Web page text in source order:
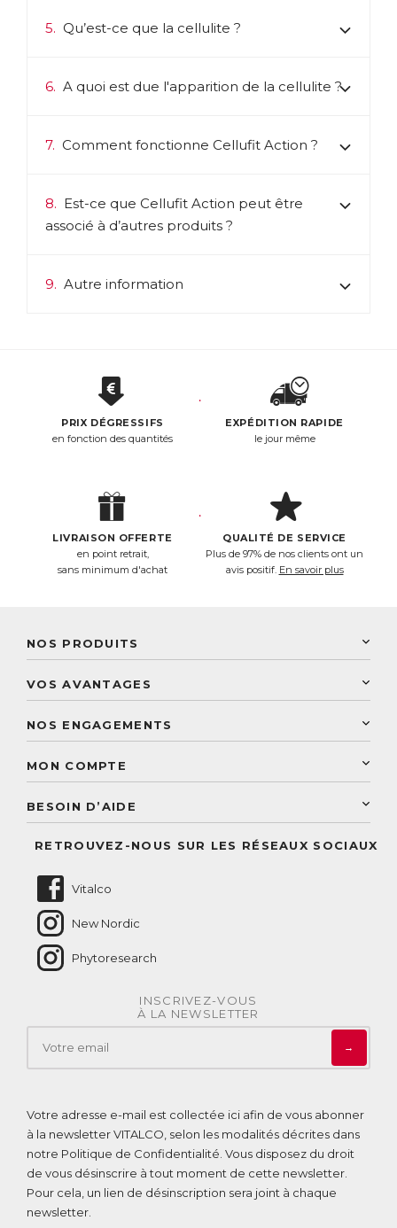
5. Qu’est-ce que la cellulite ?
6. A quoi est due l'apparition de la cellulite ?
7. Comment fonctionne Cellufit Action ?
8. Est-ce que Cellufit Action peut être
associé à d’autres produits ?
9. Autre information
PRIX DÉGRESSIFS
en fonction des quantités
EXPÉDITION RAPIDE
le jour même
LIVRAISON OFFERTE
en point retrait,
sans minimum d'achat
QUALITÉ DE SERVICE
Plus de 97% de nos clients ont un
avis positif. En savoir plus
NOS PRODUITS
Laboratoire Landais
Découvrez le catalogue
VOS AVANTAGES
Paiement sécurisé
Conseils personnalisés
NOS ENGAGEMENTS
Conseil personnalisé
MON COMPTE
BESOIN D’AIDE
RETROUVEZ-NOUS SUR LES RÉSEAUX SOCIAUX
Vitalco
New Nordic
Phytoresearch
INSCRIVEZ-VOUS
À LA NEWSLETTER
→
Votre adresse e-mail est collectée ici afin de vous abonner
à la newsletter VITALCO, selon les modalités décrites dans
notre Politique de Confidentialité. Vous disposez du droit
de vous désinscrire à tout moment de cette newsletter.
Pour cela, un lien de désinscription sera joint à chaque
newsletter.